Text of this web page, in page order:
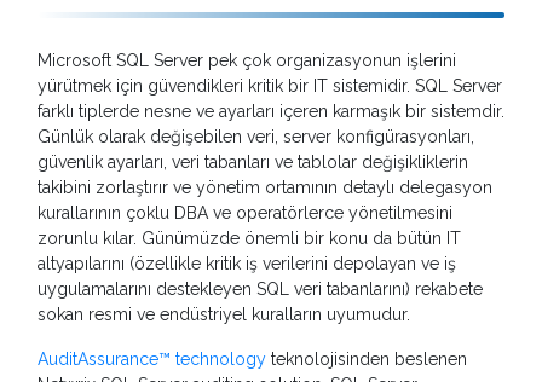
Microsoft SQL Server pek çok organizasyonun işlerini
yürütmek için güvendikleri kritik bir IT sistemidir. SQL Server
farklı tiplerde nesne ve ayarları içeren karmaşık bir sistemdir.
Günlük olarak değişebilen veri, server konfigürasyonları,
güvenlik ayarları, veri tabanları ve tablolar değişikliklerin
takibini zorlaştırır ve yönetim ortamının detaylı delegasyon
kurallarının çoklu DBA ve operatörlerce yönetilmesini
zorunlu kılar. Günümüzde önemli bir konu da bütün IT
altyapılarını (özellikle kritik iş verilerini depolayan ve iş
uygulamalarını destekleyen SQL veri tabanlarını) rekabete
sokan resmi ve endüstriyel kuralların uyumudur.
AuditAssurance™ technology teknolojisinden beslenen